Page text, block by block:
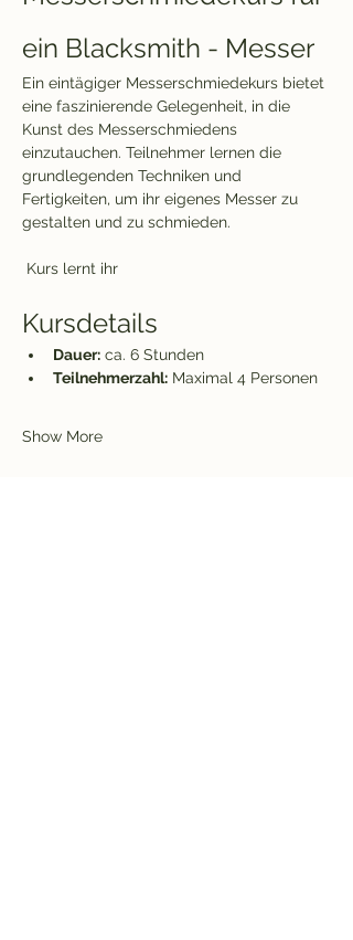
ein Blacksmith - Messer
Ein eintägiger Messerschmiedekurs bietet
eine faszinierende Gelegenheit, in die
Kunst des Messerschmiedens
einzutauchen. Teilnehmer lernen die
grundlegenden Techniken und
Fertigkeiten, um ihr eigenes Messer zu
gestalten und zu schmieden.
Kurs lernt ihr
Kursdetails
Dauer: ca. 6 Stunden
Teilnehmerzahl: Maximal 4 Personen
Show More